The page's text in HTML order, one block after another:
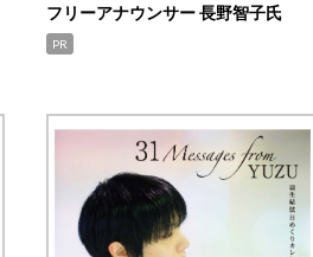
フリーアナウンサー 長野智子氏
PR